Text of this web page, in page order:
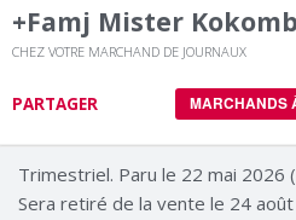
+famj Mister
CHEZ VOTRE MARCHAND DE JOURNAUX
PARTAGER MARCHANDS
Trimestriel. Paru le 22 mai 2026
Sera retiré de la vente le 24